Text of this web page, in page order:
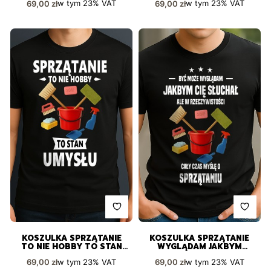
69,00 złw tym 23%VAT 69,00 złw tym 23% VAT
KOSZULKA SPRZĄTANIE
TO NIE HOBBY TO STAN
Cena brutto
69,00 złw tym 23%VAT
KOSZULKA SPRZĄTANIE
WYGLĄDAM JAKBYM
SŁUCHAŁ
Cena brutto
69,00 złw tym 23% VAT